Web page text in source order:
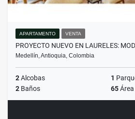
APARTAMENTO VENTA
PROYECTO NUEVO EN LAURELES:
Medellín, Antioquia, Colombia
2Alcobas 1
2 Baños 65